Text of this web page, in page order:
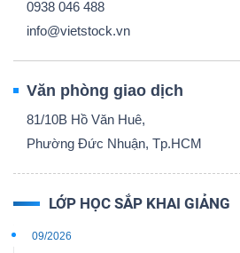
0938 046 488
info@vietstock.vn
Văn phòng giao dịch
81/10B Hồ Văn Huê,
Phường Đức Nhuận, Tp.HCM
LỚP HỌC SẮP KHAI GIẢNG
09/2026